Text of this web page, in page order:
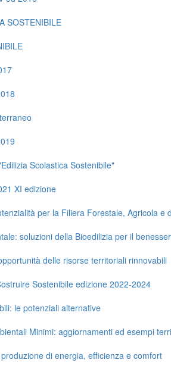
SOSTENIBILE
Scolastica Sostenibile"
XI edizione
per la Filiera Forestale, Agricola e
soluzioni della Bioedilizia per il
delle risorse territoriali rinnovabili
Sostenibile edizione 2022-2024
le potenziali alternative
Minimi: aggiornamenti ed esempi
di energia, efficienza e comfort